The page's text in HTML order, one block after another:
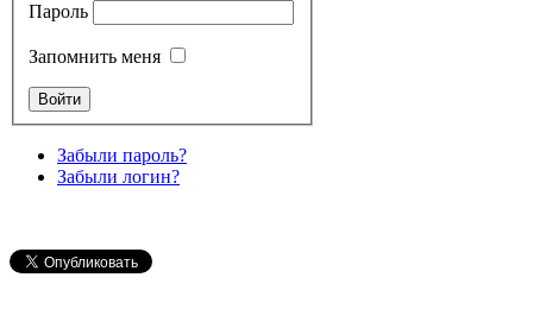
Пароль
Запомнить меня
Забыли пароль?
Забыли логин?